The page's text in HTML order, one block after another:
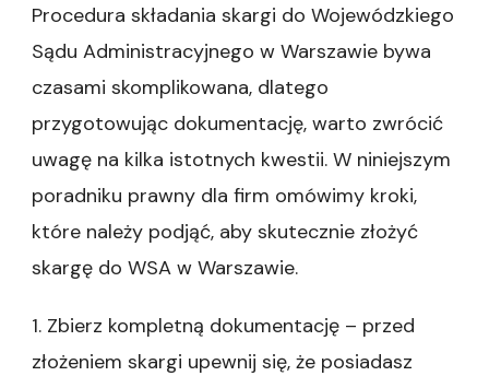
Procedura składania skargi do Wojewódzkiego
Sądu Administracyjnego w Warszawie bywa
czasami skomplikowana, dlatego
przygotowując dokumentację, warto zwrócić
uwagę na kilka istotnych kwestii. W niniejszym
poradniku prawny dla firm omówimy kroki,
które należy podjąć, aby skutecznie złożyć
skargę do WSA w Warszawie.
1. Zbierz kompletną dokumentację – przed
złożeniem skargi upewnij się, że posiadasz